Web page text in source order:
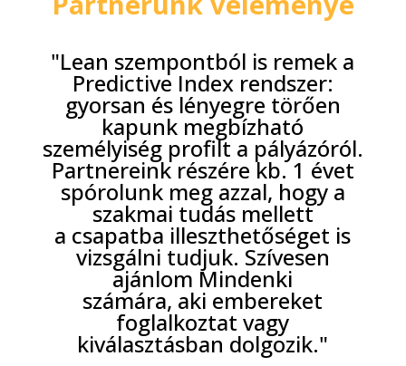
"Lean szempontból is remek a
Predictive Index rendszer:
gyorsan és lényegre törően
kapunk megbízható
személyiség profilt a pályázóról.
Partnereink részére kb. 1 évet
spórolunk meg azzal, hogy a
szakmai tudás mellett
a csapatba illeszthetőséget is
vizsgálni tudjuk. Szívesen
ajánlom Mindenki
számára, aki embereket
foglalkoztat vagy
kiválasztásban dolgozik."